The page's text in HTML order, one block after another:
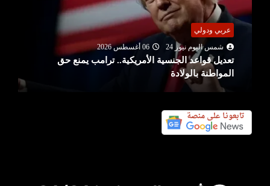
عربي ودولي
شمس اليوم نيوز 24
06 أغسطس 2026
تعديل قواعد الجنسية الأمريكية.. ترامب يمنع حق
المواطنة بالولادة